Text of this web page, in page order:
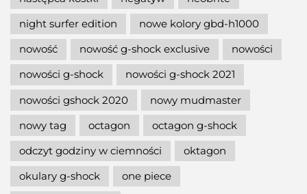
night surfer edition
nowe kolory gbd-h1000
nowość
nowość g-shock exclusive
nowości
nowości g-shock
nowości g-shock 2021
nowości gshock 2020
nowy mudmaster
nowy tag
octagon
octagon g-shock
odczyt godziny w ciemności
oktagon
okulary g-shock
one piece